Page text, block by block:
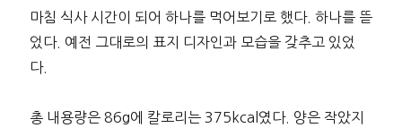
마침 식사 시간이 되어 하나를 먹어보기로 했다. 하나를 뜯
었다. 예전 그대로의 표지 디자인과 모습을 갖추고 있었
다.
총 내용량은 86g에 칼로리는 375kcal였다. 양은 작았지